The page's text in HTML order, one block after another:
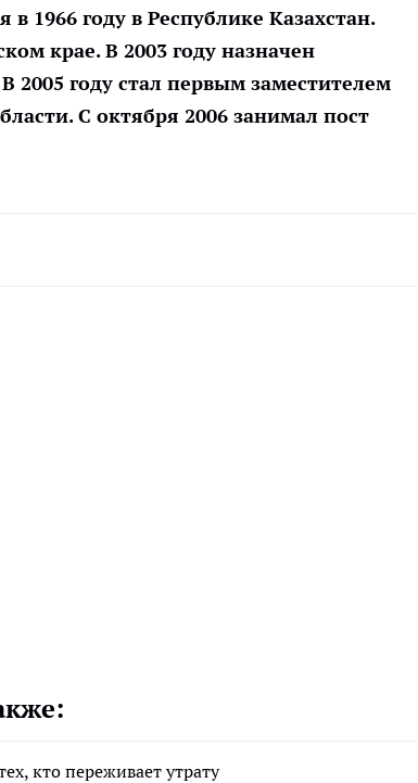
1966 году в Республике Казахстан.
крае. В 2003 году назначен
2005 году стал первым заместителем
С октября 2006 занимал пост
кто переживает утрату